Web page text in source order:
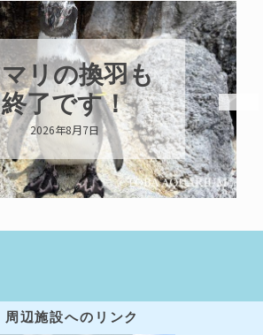
リの換羽も
終了です！
2026年8月7日
周辺施設へのリンク